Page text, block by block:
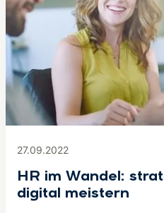
27.09.2022
HR im Wandel:
digital meistern